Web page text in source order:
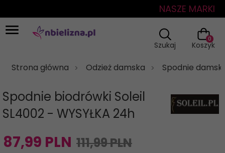
NASZE MARKI
Szukaj Koszyk
0
Strona główna Odzież damska Spodnie
Spodnie biodrówki Soleil
SL4002 - WYSYŁKA 24h
87,99 PLN 111,99 PLN